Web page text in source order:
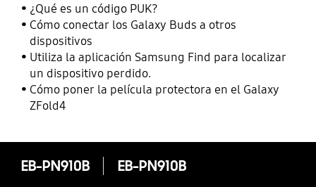
¿Qué es un código PUK?
Cómo conectar los Galaxy Buds a otros
dispositivos
Utiliza la aplicación Samsung Find para localizar
un dispositivo perdido.
Cómo poner la película protectora en el Galaxy
ZFold4
EB-PN910B EB-PN910B